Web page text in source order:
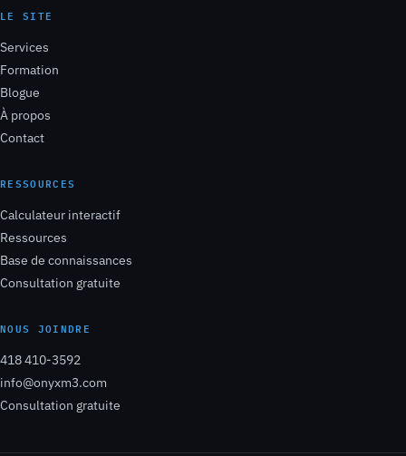
LE SITE
Services
Formation
Blogue
À propos
Contact
RESSOURCES
Calculateur interactif
Ressources
Base de connaissances
Consultation gratuite
NOUS JOINDRE
418 410-3592
info@onyxm3.com
Consultation gratuite